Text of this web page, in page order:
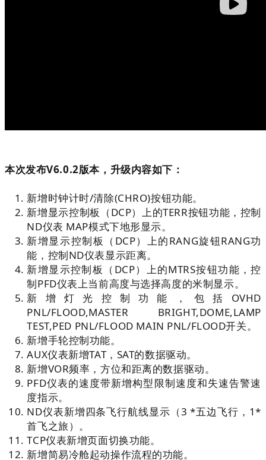
本次发布V6.0.2版本，升级内容如下：
新增时钟计时/清除(CHRO)按钮功能。
新增显示控制板（DCP）上的TERR按钮功能，控制
ND仪表 MAP模式下地形显示。
新增显示控制板（ DCP）上的RANG旋钮RANG功
能，控制ND仪表显示距离。
新增显示控制板（ DCP）上的MTRS按钮功能，控
制PFD仪表上当前高度与选择高度的米制显示。
新增 灯光控制功能，包括 OVHD
PNL/FLOOD,MASTER BRIGHT,DOME,LAMP
TEST,PED PNL/FLOOD MAIN PNL/FLOOD开关。
新增手轮控制功能。
AUX仪表新增TAT， SAT的数据驱动。
新增VOR频率，方位和距离的数据驱动。
PFD仪表的速度带新增构型限制速度和失速告警速
度指示。
ND仪表新增四条飞行航线显示（3 *五边飞行 ， 1*
首飞之旅）。
TCP仪表新增页面切换功能。
新增简易冷舱起动操作流程的功能。